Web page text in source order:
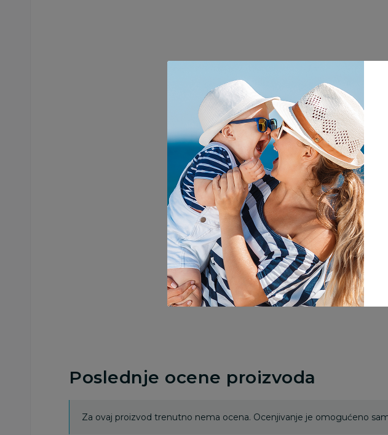
Poslednje ocene proizvoda
Za ovaj proizvod trenutno nema ocena. Ocenjivanje je omogućeno